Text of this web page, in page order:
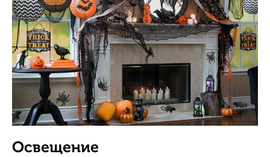
Освещение